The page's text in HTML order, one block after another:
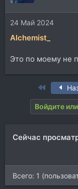
24 Май 2024
Alchemist_
Это по моему не
First
Войдите
Сейчас
Всего: 1